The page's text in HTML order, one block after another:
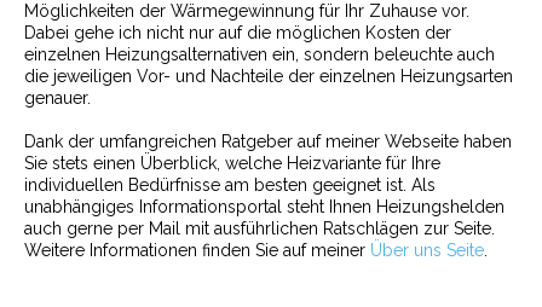
Möglichkeiten der Wärmegewinnung für Ihr Zuhause vor.
Dabei gehe ich nicht nur auf die möglichen Kosten der
einzelnen Heizungsalternativen ein, sondern beleuchte auch
die jeweiligen Vor- und Nachteile der einzelnen Heizungsarten
genauer.
Dank der umfangreichen Ratgeber auf meiner Webseite haben
Sie stets einen Überblick, welche Heizvariante für Ihre
individuellen Bedürfnisse am besten geeignet ist. Als
unabhängiges Informationsportal steht Ihnen Heizungshelden
auch gerne per Mail mit ausführlichen Ratschlägen zur Seite.
Weitere Informationen finden Sie auf meiner Über uns Seite